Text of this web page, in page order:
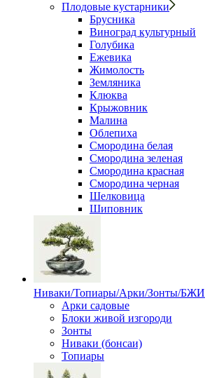
Плодовые кустарники
Брусника
Виноград культурный
Голубика
Ежевика
Жимолость
Земляника
Клюква
Крыжовник
Малина
Облепиха
Смородина белая
Смородина зеленая
Смородина красная
Смородина черная
Шелковица
Шиповник
Ниваки/Топиары/Арки/Зонты/БЖИ
Арки садовые
Блоки живой изгороди
Зонты
Ниваки (бонсаи)
Топиары